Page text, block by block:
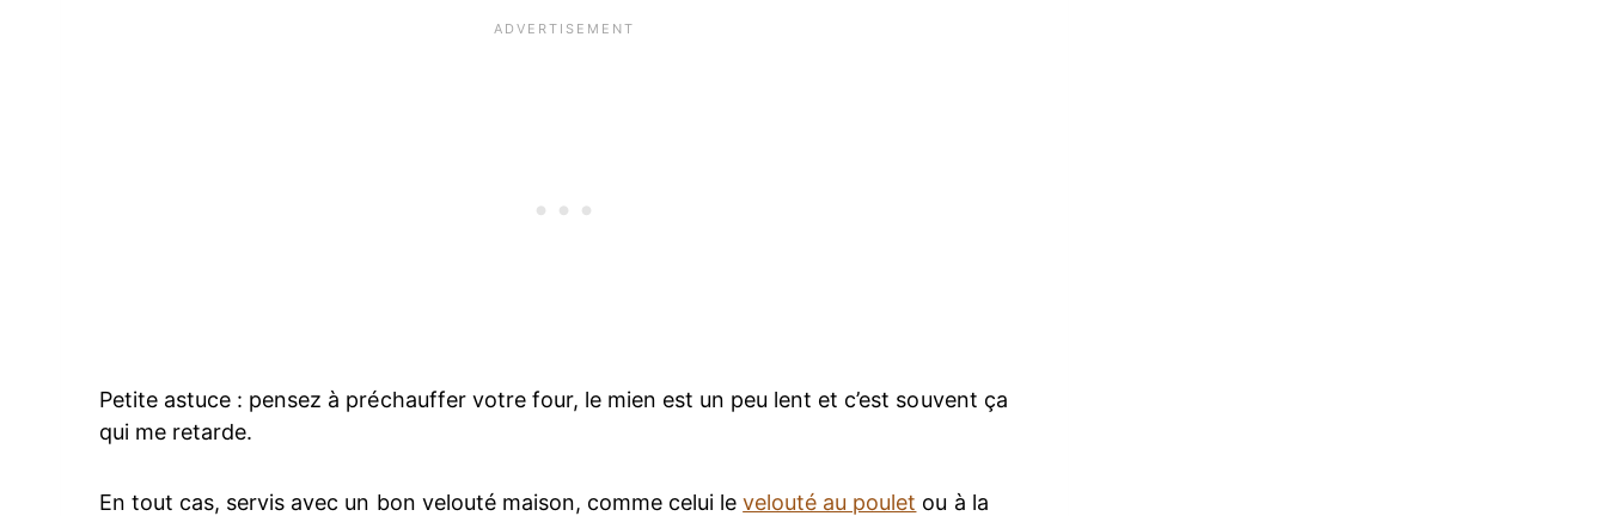
Petite astuce : pensez à préchauffer votre four, le mien est un peu lent et c’est souvent ça
qui me retarde.
En tout cas, servis avec un bon velouté maison, comme celui levelouté au poulet ou à la